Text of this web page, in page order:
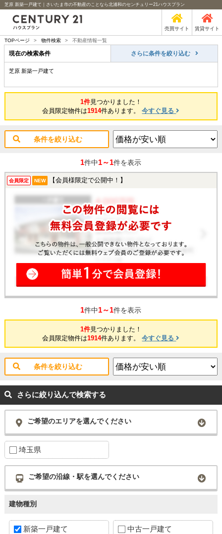
芝原 新築一戸建て｜さいたま市の不動産のことなら北浦和のセンチュリー21ハウスプラン
売買サイト 賃貸サイト
TOPページ > 物件検索 > 不動産情報一覧
現在の検索条件 さらに条件を絞り込む
芝原 新築一戸建て
1件見つかりました！
会員限定物件は1914件あります。今すぐ見る
条件を絞り込む
1件中1～1件を表示
会員限定 NEW 【会員様限定で公開中！】
1件中1～1件を表示
1件見つかりました！
会員限定物件は1914件あります。今すぐ見る
条件を絞り込む
さらに絞り込んで検索する
ご希望のエリアを選んでください
埼玉県
ご希望の沿線・駅を選んでください
建物種別
新築一戸建て 中古一戸建て